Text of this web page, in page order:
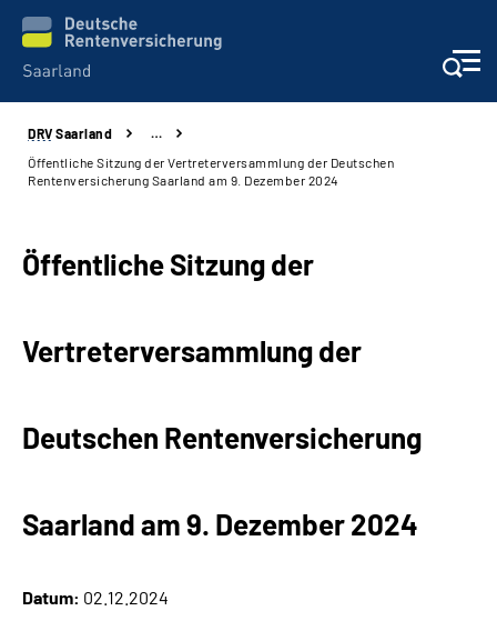
Aktuelles
Kontakt und Beratung
Über uns
Online-Services
DRV Saarland
…
Öffentliche Sitzung der Vertreterversammlung der Deutschen
Rentenversicherung Saarland am 9. Dezember 2024
Öffentliche Sitzung der
Vertreterversammlung der
Deutschen Rentenversicherung
Saarland am 9. Dezember 2024
Datum: 02.12.2024